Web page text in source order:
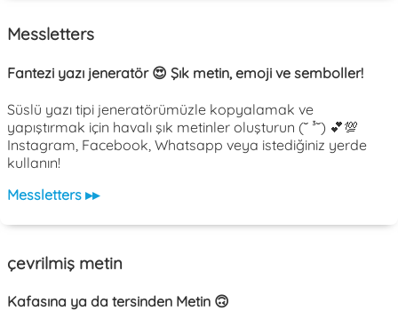
Messletters
Fantezi yazı jeneratör 😍 Şık metin, emoji ve semboller!
Süslü yazı tipi jeneratörümüzle kopyalamak ve
yapıştırmak için havalı şık metinler oluşturun (˘ ³˘) 💕💯
Instagram, Facebook, Whatsapp veya istediğiniz yerde
kullanın!
Messletters ▸▸
çevrilmiş metin
Kafasına ya da tersinden Metin 🙃